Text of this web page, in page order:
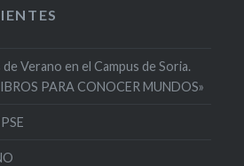
Verano en el Campus de Soria.
PARA CONOCER MUNDOS»